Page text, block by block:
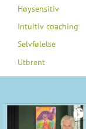
Høysensitiv
Intuitiv coaching
Selvfølelse
Utbrent